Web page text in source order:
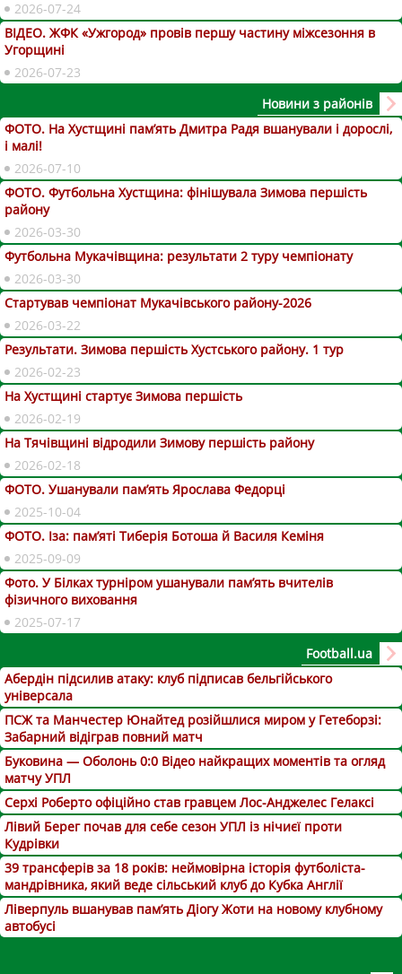
2026-07-24
ВІДЕО. ЖФК «Ужгород» провів першу частину міжсезоння в
Угорщині
2026-07-23
Новини з районів
ФОТО. На Хустщині пам’ять Дмитра Радя вшанували і дорослі,
і малі!
2026-07-10
ФОТО. Футбольна Хустщина: фінішувала Зимова першість
району
2026-03-30
Футбольна Мукачівщина: результати 2 туру чемпіонату
2026-03-30
Стартував чемпіонат Мукачівського району-2026
2026-03-22
Результати. Зимова першість Хустського району. 1 тур
2026-02-23
На Хустщині стартує Зимова першість
2026-02-19
На Тячівщині відродили Зимову першість району
2026-02-18
ФОТО. Ушанували пам’ять Ярослава Федорці
2025-10-04
ФОТО. Іза: пам’яті Тиберія Ботоша й Василя Кеміня
2025-09-09
Фото. У Білках турніром ушанували пам’ять вчителів
фізичного виховання
2025-07-17
Football.ua
Абердін підсилив атаку: клуб підписав бельгійського
універсала
ПСЖ та Манчестер Юнайтед розійшлися миром у Гетеборзі:
Забарний відіграв повний матч
Буковина — Оболонь 0:0 Відео найкращих моментів та огляд
матчу УПЛ
Серхі Роберто офіційно став гравцем Лос-Анджелес Гелаксі
Лівий Берег почав для себе сезон УПЛ із нічиєї проти
Кудрівки
39 трансферів за 18 років: неймовірна історія футболіста-
мандрівника, який веде сільський клуб до Кубка Англії
Ліверпуль вшанував пам’ять Діогу Жоти на новому клубному
автобусі